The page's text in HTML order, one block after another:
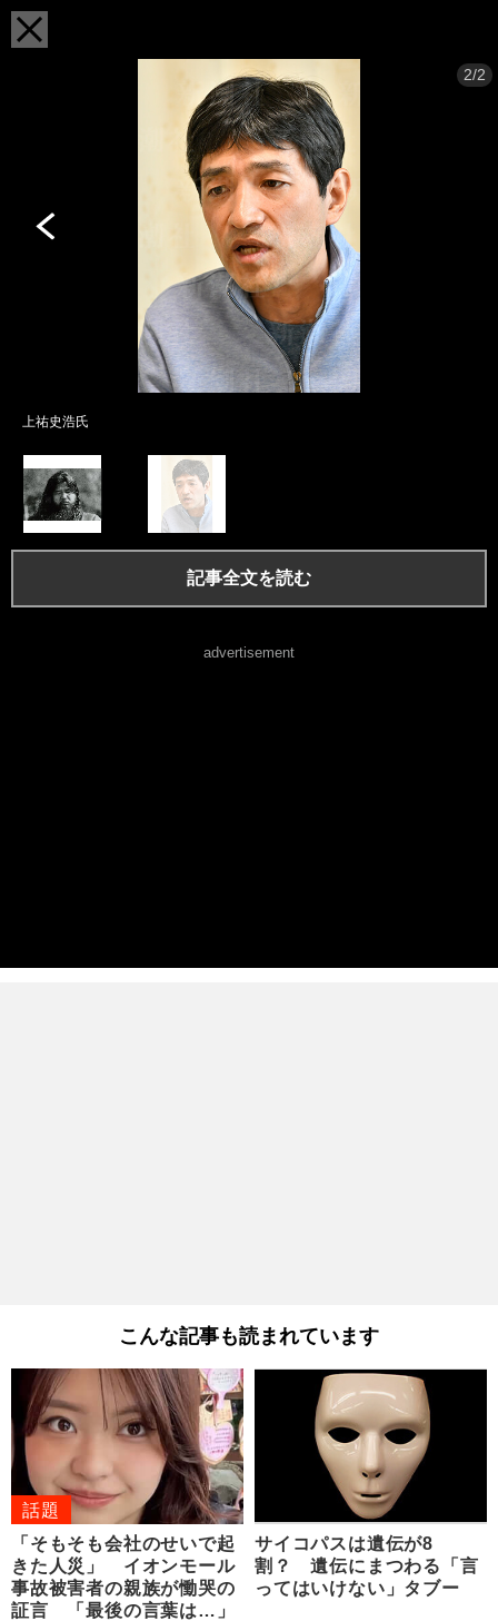
2/2
上祐史浩氏
記事全文を読む
advertisement
こんな記事も読まれています
話題
「そもそも会社のせいで起
きた人災」 イオンモール
事故被害者の親族が慟哭の
証言 「最後の言葉は…」
サイコパスは遺伝が8
割？ 遺伝にまつわる「言
ってはいけない」タブー